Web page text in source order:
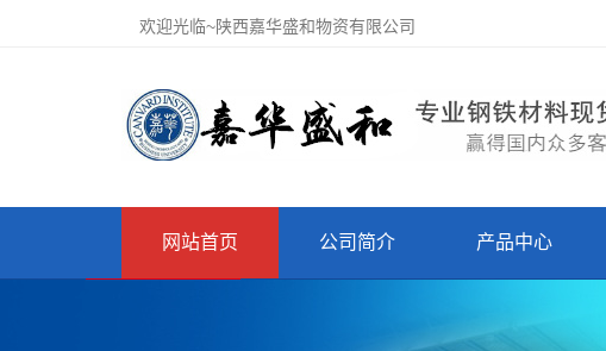
欢迎光临~陕西嘉华盛和物资有限公司
网站首页 公司简介 产品中心